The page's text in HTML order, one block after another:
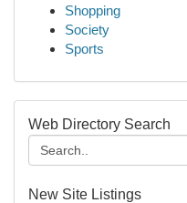
Shopping
Society
Sports
Web Directory Search
New Site Listings